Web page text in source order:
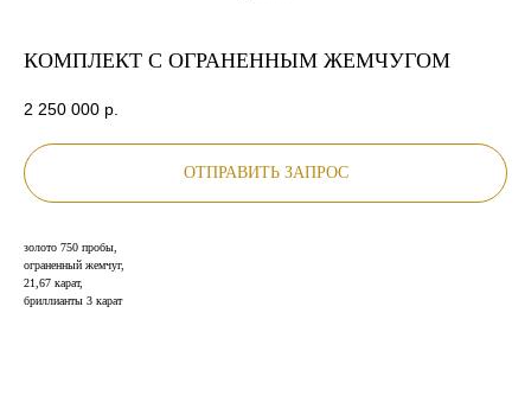
КОМПЛЕКТ С ОГРАНЕННЫМ ЖЕМЧУГОМ
2 250 000 р.
ОТПРАВИТЬ ЗАПРОС
золото 750 пробы,
ограненный жемчуг,
21,67 карат,
бриллианты 3 карат